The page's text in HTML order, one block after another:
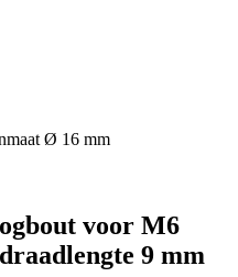
Ø 16 mm
voor M6
9 mm